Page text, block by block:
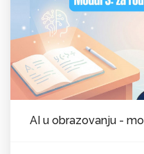
AI u obrazovanju -